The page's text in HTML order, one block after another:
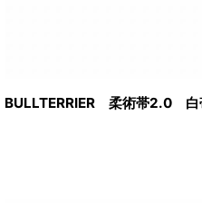
BULLTERRIER 柔術帯2.0 白